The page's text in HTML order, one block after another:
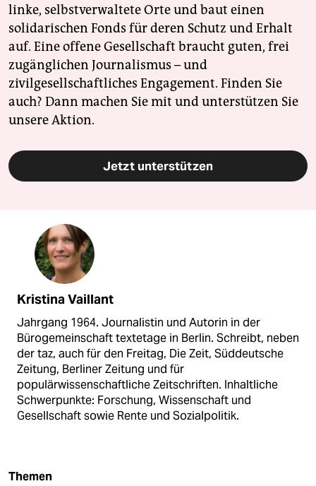
linke, selbstverwaltete Orte und baut einen
solidarischen Fonds für deren Schutz und Erhalt
auf. Eine offene Gesellschaft braucht guten, frei
zugänglichen Journalismus – und
zivilgesellschaftliches Engagement. Finden Sie
auch? Dann machen Sie mit und unterstützen Sie
unsere Aktion.
Jetzt unterstützen
Kristina Vaillant
Jahrgang 1964. Journalistin und Autorin in der
Bürogemeinschaft textetage in Berlin. Schreibt, neben
der taz, auch für den Freitag, Die Zeit, Süddeutsche
Zeitung, Berliner Zeitung und für
populärwissenschaftliche Zeitschriften. Inhaltliche
Schwerpunkte: Forschung, Wissenschaft und
Gesellschaft sowie Rente und Sozialpolitik.
Themen